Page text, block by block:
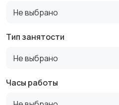
МО1
Управление
персоналом
Не выбрано
Тип занятости
Не выбрано
Часы работы